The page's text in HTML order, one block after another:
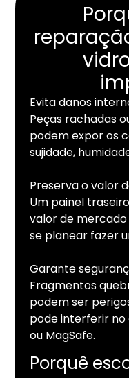
Evita danos
Peças rachadas
podem expor os
sujidade,
Preserva o valor
Um painel
valor de
se planear fazer
Garante
Fragmentos
podem ser
pode interferir
ou MagSafe.
Porquê